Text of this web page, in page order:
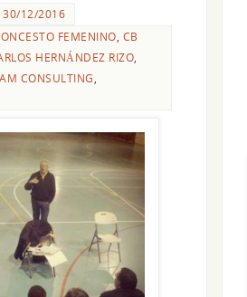
30/12/2016
FEMENINO CB
HERNÁNDEZ RIZO
CONSULTING